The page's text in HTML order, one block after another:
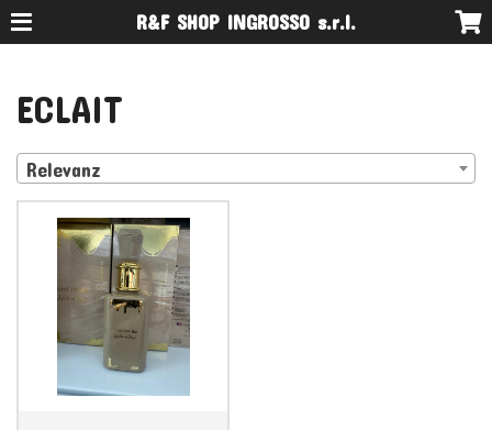
R&F SHOP INGROSSO s.r.l.
ECLAIT
Relevanz